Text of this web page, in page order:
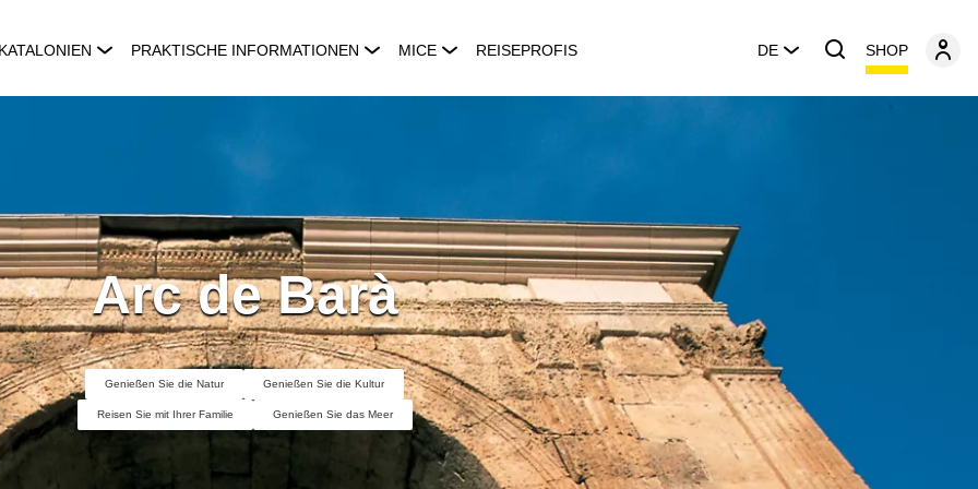
PRAKTISCHE INFORMATIONEN MICE REISEPROFIS DE SHOP
Arc de Barà
Genießen Sie die Natur Genießen Sie die Kultur
Reisen Sie mit Ihrer Familie Genießen Sie das Meer